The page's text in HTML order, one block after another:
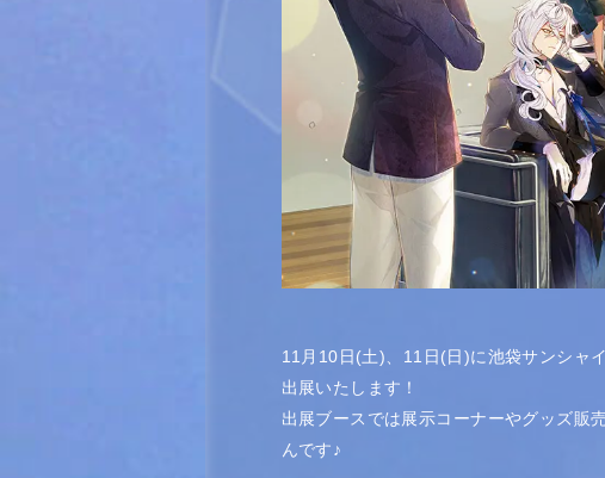
11月10日(土)、11日(日)に池袋サンシャ
出展いたします！
出展ブースでは展示コーナーやグッズ販
んです♪